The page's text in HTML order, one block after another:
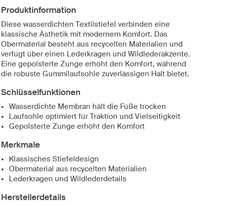
Produktinformation
Diese wasserdichten Textilstiefel verbinden eine
klassische Ästhetik mit modernem Komfort. Das
Obermaterial besteht aus recycelten Materialien und
verfügt über einen Lederkragen und Wildlederakzente.
Eine gepolsterte Zunge erhöht den Komfort, während
die robuste Gummilaufsohle zuverlässigen Halt bietet.
Schlüsselfunktionen
Wasserdichte Membran hält die Füße trocken
Laufsohle optimiert für Traktion und Vielseitigkeit
Gepolsterte Zunge erhöht den Komfort
Merkmale
Klassisches Stiefeldesign
Obermaterial aus recycelten Materialien
Lederkragen und Wildlederdetails
Herstellerdetails